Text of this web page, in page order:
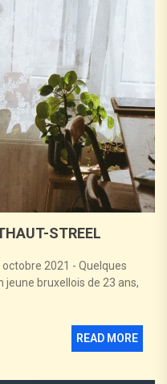
STREEL
2021 - Quelques
bruxellois de 23 ans,
READ MORE